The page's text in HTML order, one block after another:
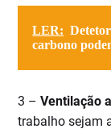
LER:
carbono
3 –Ventilação
trabalho sejam